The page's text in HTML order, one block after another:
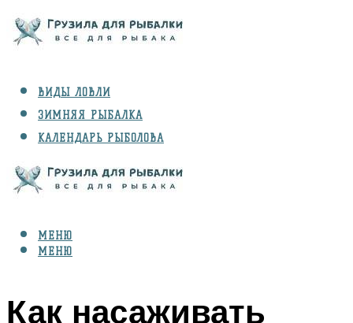
ВИДЫ ЛОВЛИ
ЗИМНЯЯ РЫБАЛКА
КАЛЕНДАРЬ РЫБОЛОВА
СНАРЯЖЕНИЕ
МЕНЮ
МЕНЮ
Как насаживать